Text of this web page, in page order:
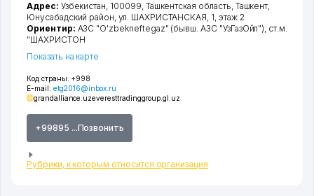
Код страны: +998
E-mail: etg2016@inbox.ru
grandalliance.uzeveresttradinggroup.gl.uz
+99895 ...Позвонить
Рубрики, к которым относится организация
Адрес: Узбекистан, 100099, Ташкентская область, Ташкент,
Юнусабадский район,ул. ШАХРИСТАНСКАЯ, 1, этаж 2
Ориентир: АЗС "O'zbekneftegaz" (бывш. АЗС "УзГазОйл"), ст.м.
"ШАХРИСТОН
Показать на карте